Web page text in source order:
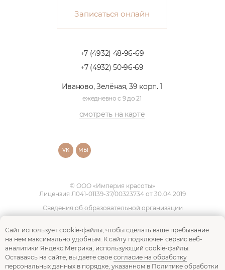
Записаться онлайн
+7 (4932) 48-96-69
+7 (4932) 50-96-69
Иваново, Зелёная, 39 корп. 1
ежедневно с 9 до 21
смотреть на карте
© ООО «Империя красоты»
Лицензия Л041-01139-37/00323734 от 30.04.2019
Политика в отношении обработки
Согласие на обработку
персональных данных
сертификаты, документы
Сведения об образовательной организации
VK МЫ
Сайт использует cookie-файлы, чтобы сделать ваше пребывание
на нем максимально удобным. К cайту подключен сервис веб-
аналитики Яндекс.Метрика, использующий cookie-файлы.
Оставаясь на сайте, вы даете свое согласие на обработку
персональных данных в порядке, указанном в Политике обработки